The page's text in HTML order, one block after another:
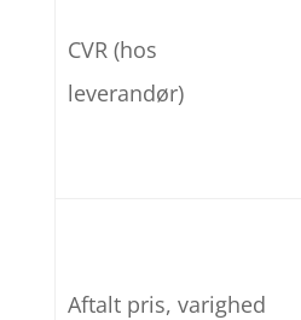
CVR (hos
leverandør)
Aftalt pris, varighed